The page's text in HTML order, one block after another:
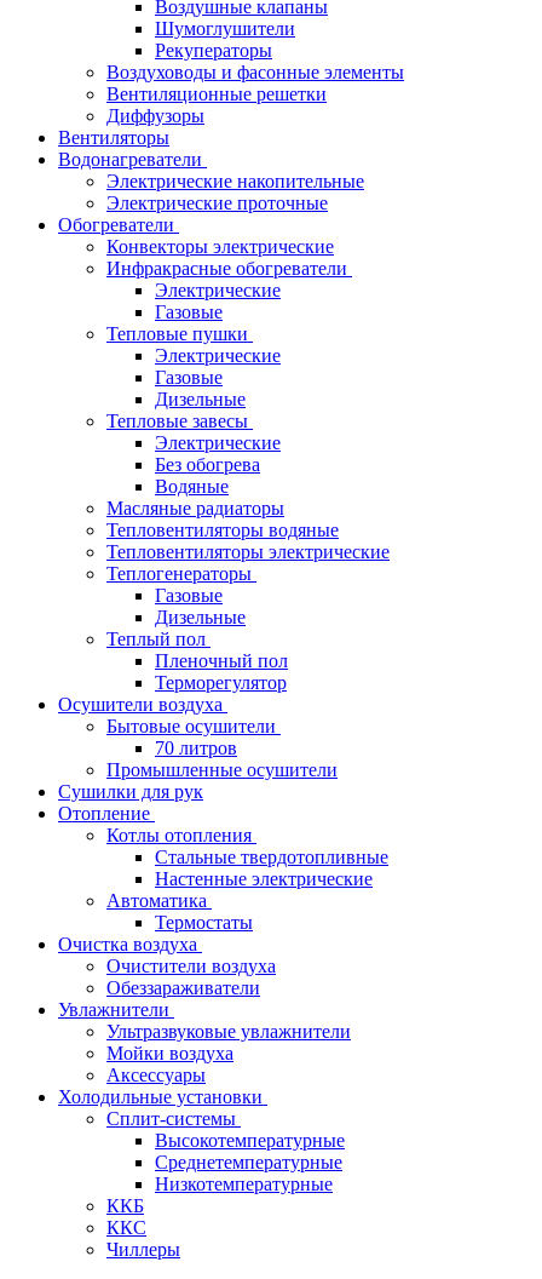
Воздушные клапаны
Шумоглушители
Рекуператоры
Воздуховоды и фасонные элементы
Вентиляционные решетки
Диффузоры
Вентиляторы
Водонагреватели
Электрические накопительные
Электрические проточные
Обогреватели
Конвекторы электрические
Инфракрасные обогреватели
Электрические
Газовые
Тепловые пушки
Электрические
Газовые
Дизельные
Тепловые завесы
Электрические
Без обогрева
Водяные
Масляные радиаторы
Тепловентиляторы водяные
Тепловентиляторы электрические
Теплогенераторы
Газовые
Дизельные
Теплый пол
Пленочный пол
Терморегулятор
Осушители воздуха
Бытовые осушители
70 литров
Промышленные осушители
Сушилки для рук
Отопление
Котлы отопления
Стальные твердотопливные
Настенные электрические
Автоматика
Термостаты
Очистка воздуха
Очистители воздуха
Обеззараживатели
Увлажнители
Ультразвуковые увлажнители
Мойки воздуха
Аксессуары
Холодильные установки
Сплит-системы
Высокотемпературные
Среднетемпературные
Низкотемпературные
ККБ
ККС
Чиллеры